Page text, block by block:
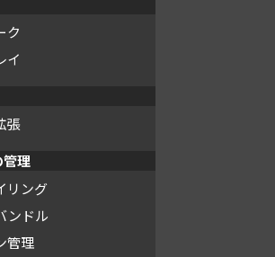
ク
イ
張
管理
リング
ンドル
管理